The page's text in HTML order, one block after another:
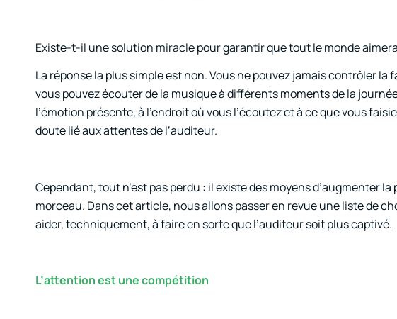
Existe-t-il une solution miracle pour garantir que tout le monde
La réponse la plus simple est non. Vous ne pouvez jamais contrôler
vous pouvez écouter de la musique à différents moments de la
l’émotion présente, à l’endroit où vous l’écoutez et à ce que vous
doute lié aux attentes de l’auditeur.
Cependant, tout n’est pas perdu : il existe des moyens d’augmenter
morceau. Dans cet article, nous allons passer en revue une liste de
aider, techniquement, à faire en sorte que l’auditeur soit plus captivé.
L’attention est une compétition